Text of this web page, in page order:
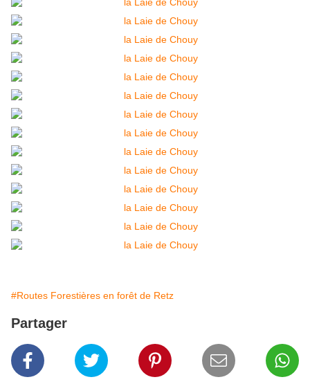
#Routes Forestières en forêt de Retz
Partager